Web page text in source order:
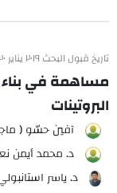
تاريخ قبول البحث ٢٠١٩ يناير ٢٠
مساهمة في
البروتينات
آفين حسّو (
د. محمد أيمن
د. ياسر